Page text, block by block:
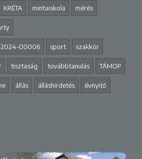
KRÉTA mintaiskola mérés
2024-00006 sport szakkör
tisztaság továbbtanulás TÁMOP
állás álláshirdetés évnyitó